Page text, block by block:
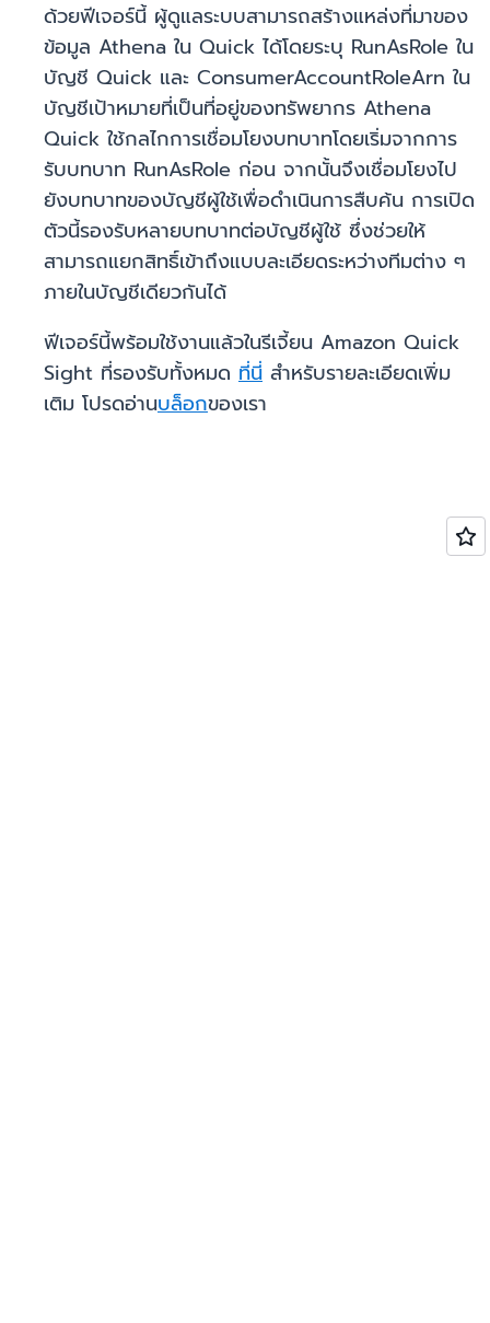
ด้วยฟีเจอร์นี้ ผู้ดูแลระบบสามารถสร้างแหล่งที่มาของ
ข้อมูล Athena ใน Quick ได้โดยระบุ RunAsRole ใน
บัญชี Quick และ ConsumerAccountRoleArn ใน
บัญชีเป้าหมายที่เป็นที่อยู่ของทรัพยากร Athena
Quick ใช้กลไกการเชื่อมโยงบทบาทโดยเริ่มจากการ
รับบทบาท RunAsRole ก่อน จากนั้นจึงเชื่อมโยงไป
ยังบทบาทของบัญชีผู้ใช้เพื่อดำเนินการสืบค้น การเปิด
ตัวนี้รองรับหลายบทบาทต่อบัญชีผู้ใช้ ซึ่งช่วยให้
สามารถแยกสิทธิ์เข้าถึงแบบละเอียดระหว่างทีมต่าง ๆ
ภายในบัญชีเดียวกันได้
ฟีเจอร์นี้พร้อมใช้งานแล้วในรีเจี้ยน Amazon Quick
Sight ที่รองรับทั้งหมด ที่นี่ สำหรับรายละเอียดเพิ่ม
เติม โปรดอ่านบล็อกของเรา